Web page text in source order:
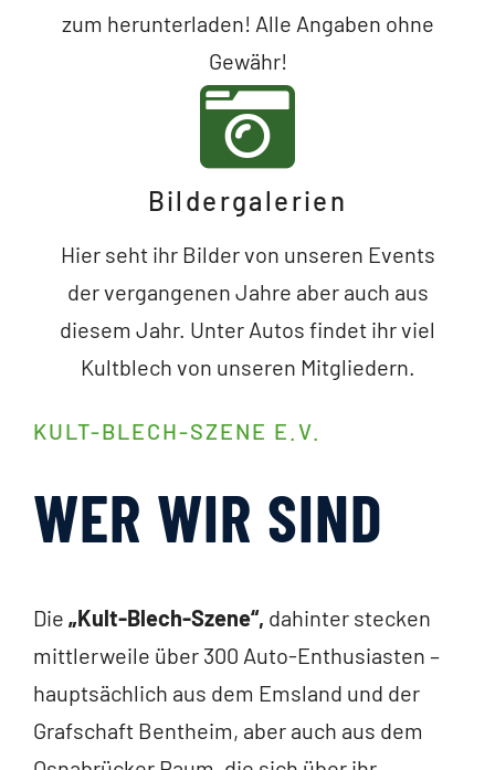
zum herunterladen! Alle Angaben ohne
Gewähr!
Bildergalerien
Hier seht ihr Bilder von unseren Events
der vergangenen Jahre aber auch aus
diesem Jahr. Unter Autos findet ihr viel
Kultblech von unseren Mitgliedern.
KULT-BLECH-SZENE E.V.
WER WIR SIND
Die „Kult-Blech-Szene“, dahinter stecken
mittlerweile über 300 Auto-Enthusiasten –
hauptsächlich aus dem Emsland und der
Grafschaft Bentheim, aber auch aus dem